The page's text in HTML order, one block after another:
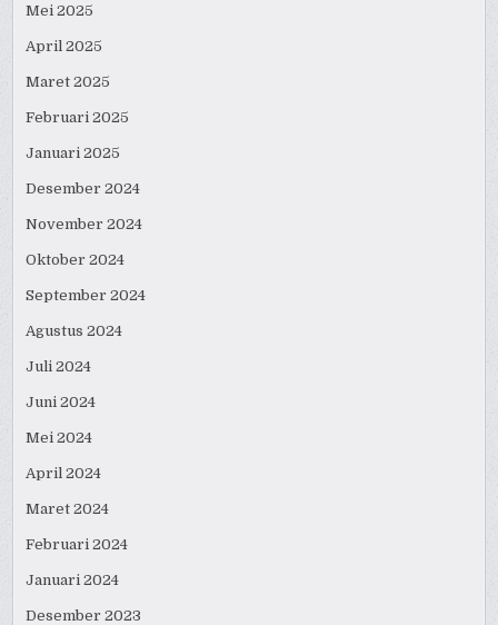
Mei 2025
April 2025
Maret 2025
Februari 2025
Januari 2025
Desember 2024
November 2024
Oktober 2024
September 2024
Agustus 2024
Juli 2024
Juni 2024
Mei 2024
April 2024
Maret 2024
Februari 2024
Januari 2024
Desember 2023